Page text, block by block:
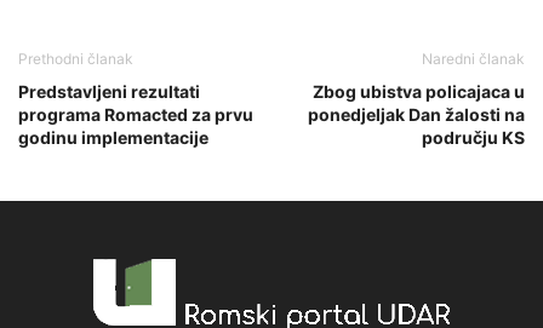
Prethodni članak
Predstavljeni rezultati
programa Romacted za prvu
godinu implementacije
Naredni članak
Zbog ubistva policajaca u
ponedjeljak Dan žalosti na
području KS